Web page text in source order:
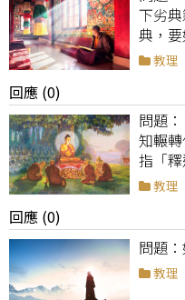
下劣
典，
教理
回應 (0)
知輾
指「
教理
回應 (0)
教理